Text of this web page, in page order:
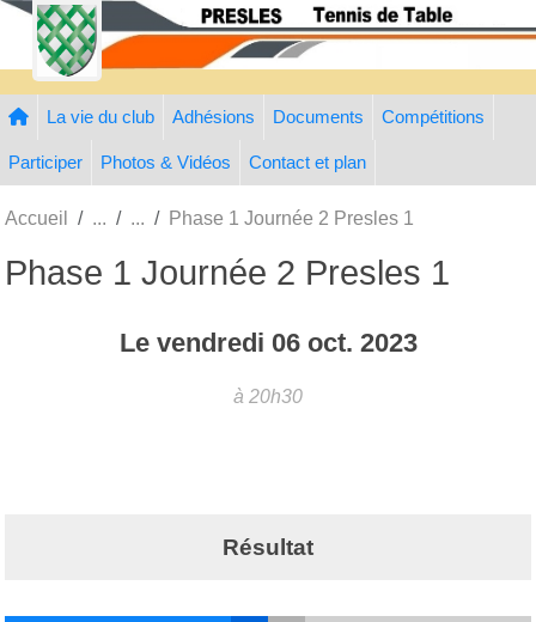
La vie du club Adhésions Documents Compétitions
Participer Photos & Vidéos Contact et plan
Accueil Phase 1 Journée 2 Presles 1
Phase 1 Journée 2 Presles 1
Le vendredi 06 oct. 2023
à 20h30
Résultat
Panneau de gestion des cookies